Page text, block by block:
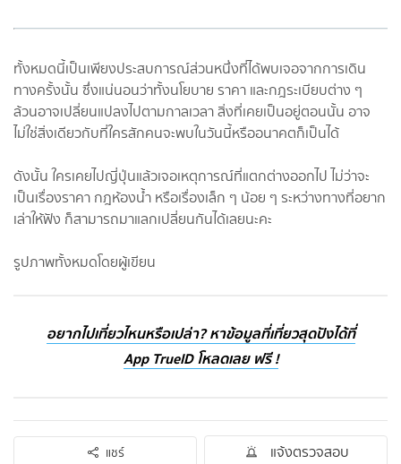
ทั้งหมดนี้เป็นเพียงประสบการณ์ส่วนหนึ่งที่ได้พบเจอจากการเดิน
ทางครั้งนั้น ซึ่งแน่นอนว่าทั้งนโยบาย ราคา และกฎระเบียบต่าง ๆ
ล้วนอาจเปลี่ยนแปลงไปตามกาลเวลา สิ่งที่เคยเป็นอยู่ตอนนั้น อาจ
ไม่ใช่สิ่งเดียวกับที่ใครสักคนจะพบในวันนี้หรืออนาคตก็เป็นได้
ดังนั้น ใครเคยไปญี่ปุ่นแล้วเจอเหตุการณ์ที่แตกต่างออกไป ไม่ว่าจะ
เป็นเรื่องราคา กฎห้องน้ำ หรือเรื่องเล็ก ๆ น้อย ๆ ระหว่างทางที่อยาก
เล่าให้ฟัง ก็สามารถมาแลกเปลี่ยนกันได้เลยนะคะ
รูปภาพทั้งหมดโดยผู้เขียน
อยากไปเที่ยวไหนหรือเปล่า? หาข้อมูลที่เที่ยวสุดปังได้ที่
App TrueID โหลดเลย ฟรี !
แชร์ แจ้งตรวจสอบ